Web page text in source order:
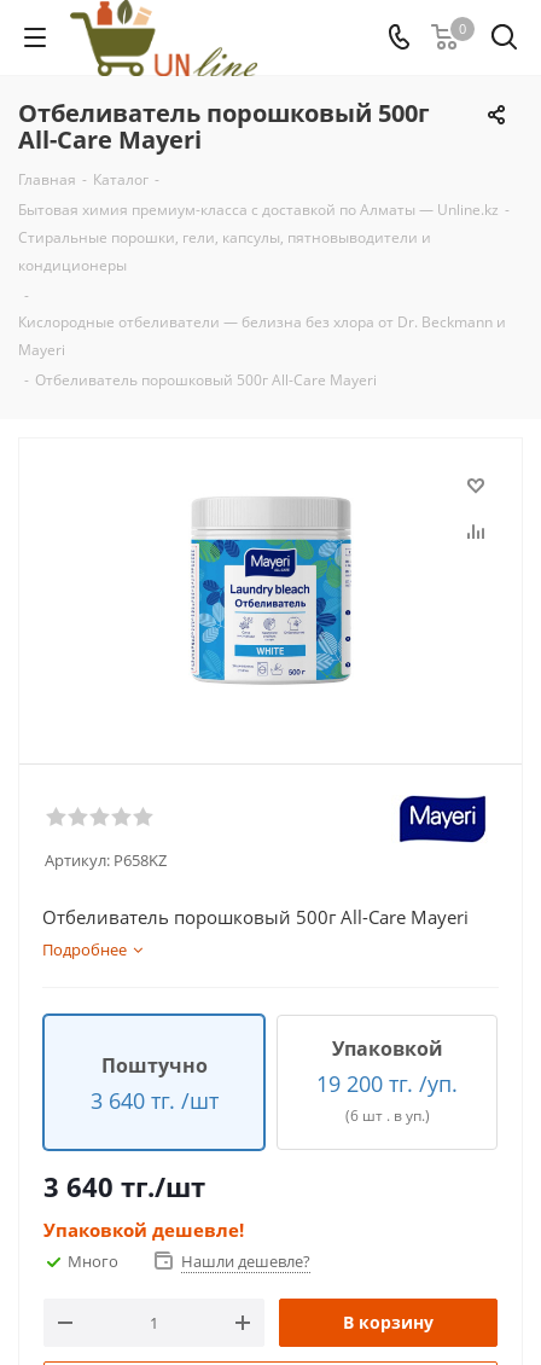
0
Отбеливатель порошковый 500г
All-Care Mayeri
Главная - Каталог -
Бытовая химия премиум-класса с доставкой по Алматы — Unline.kz -
Стиральные порошки, гели, капсулы, пятновыводители и
кондиционеры
-
Кислородные отбеливатели — белизна без хлора от Dr. Beckmann и
Mayeri
- Отбеливатель порошковый 500г All-Care Mayeri
Артикул: P658KZ
Отбеливатель порошковый 500г All-Care Mayeri
Подробнее
Поштучно
3 640 тг. /шт
Упаковкой
19 200 тг. /уп.
(6 шт . в уп.)
3 640 тг./шт
Упаковкой дешевле!
Много Нашли дешевле?
В корзину